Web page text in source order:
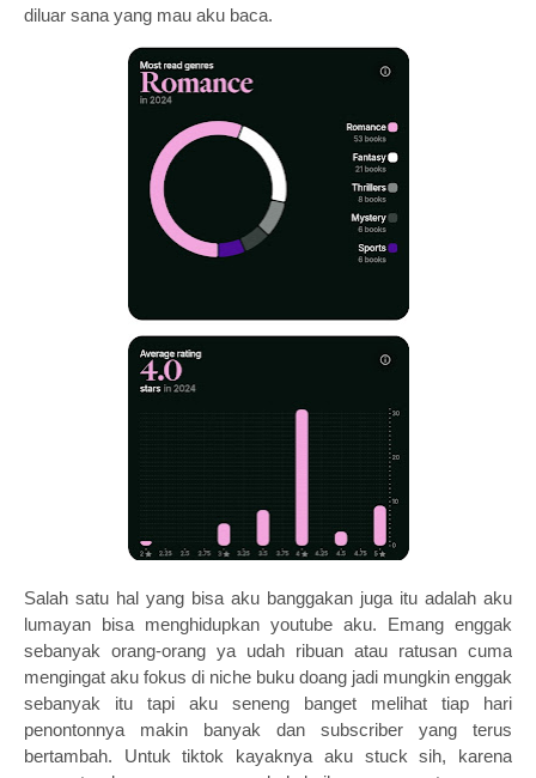
diluar sana yang mau aku baca.
Salah satu hal yang bisa aku banggakan juga itu adalah aku
lumayan bisa menghidupkan youtube aku. Emang enggak
sebanyak orang-orang ya udah ribuan atau ratusan cuma
mengingat aku fokus di niche buku doang jadi mungkin enggak
sebanyak itu tapi aku seneng banget melihat tiap hari
penontonnya makin banyak dan subscriber yang terus
bertambah. Untuk tiktok kayaknya aku stuck sih, karena